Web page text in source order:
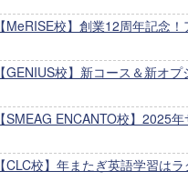
【MeRISE校】創業12周年記念
【GENIUS校】新コース＆新オ
【SMEAG ENCANTO校】2025
【CLC校】年またぎ英語学習は